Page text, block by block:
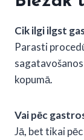
Cik ilgi ilgst
Parasti
kopumā.
Vai pēc
Jā, bet tikai